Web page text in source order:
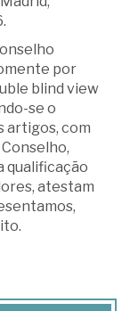
por
blind view
se o
artigos, com
qualificação
atestam